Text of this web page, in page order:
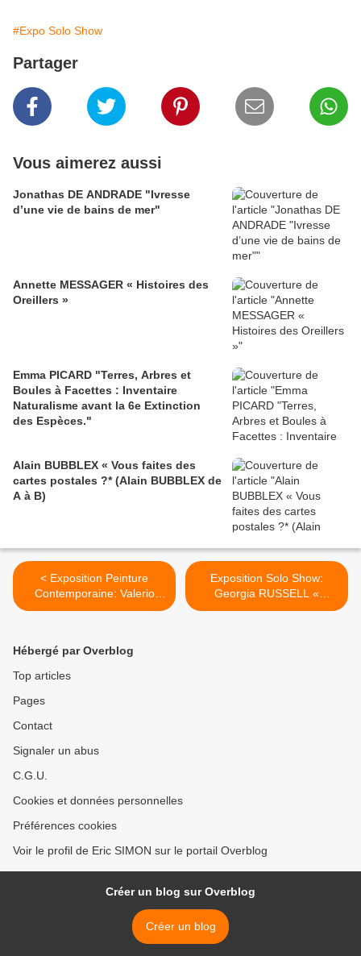
#Expo Solo Show
Partager
Vous aimerez aussi
Jonathas DE ANDRADE "Ivresse
d’une vie de bains de mer"
Annette MESSAGER « Histoires des
Oreillers »
Emma PICARD "Terres, Arbres et
Boules à Facettes : Inventaire
Naturalisme avant la 6e Extinction
des Espèces."
Alain BUBBLEX « Vous faites des
cartes postales ?* (Alain BUBBLEX de
A à B)
< Exposition Peinture
Contemporaine: Valerio
ADAMI « Les années 80 »
Exposition Solo Show:
Georgia RUSSELL «
Paintings » >
Hébergé par Overblog
Top articles
Pages
Contact
Signaler un abus
C.G.U.
Cookies et données personnelles
Préférences cookies
Voir le profil de Eric SIMON sur le portail Overblog
Créer un blog sur Overblog
Créer un blog